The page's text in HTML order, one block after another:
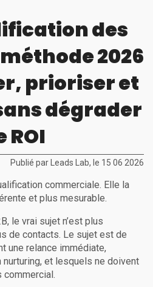
des
2026
prioriser et
dégrader
ROI
Publié par Leads Lab, le 15 06 2026
commerciale. Elle la
et plus mesurable.
le vrai sujet n’est plus
de contacts. Le sujet est de
une relance immédiate,
et lesquels ne doivent
commercial.